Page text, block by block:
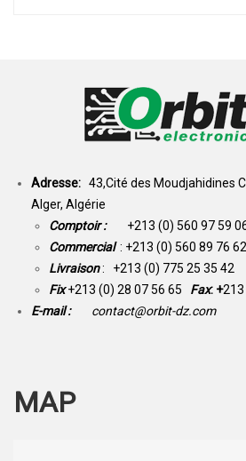
Adresse: 43,Cité des Moudjahidines
Alger, Algérie
Comptoir : +213 (0) 560 97 59
Commercial : +213 (0) 560 89 76 62
Livraison: +213 (0) 775 25 35 42
Fix +213 (0) 28 07 56 65 Fax: +213
E-mail :
contact@orbit-dz.com
MAP